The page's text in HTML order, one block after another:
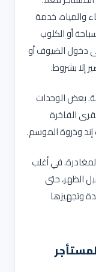
والمياه، خدمة
أو الكلوب
دخول الضيوف أو
إلا بشروط.
بعض الوحدات
الفاخرة
.
في أغلب
الظهر، حتى
وتجهيزها